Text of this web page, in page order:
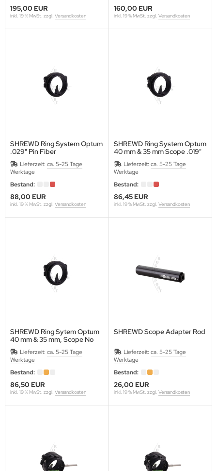
195,00 EUR
inkl. 19 % MwSt. zzgl. Versandkosten
160,00 EUR
inkl. 19 % MwSt. zzgl. Versandkosten
SHREWD Ring System Optum
.029" Pin Fiber
Lieferzeit: ca. 5-25 Tage
Werktage
Bestand:
88,00 EUR
inkl. 19 % MwSt. zzgl. Versandkosten
SHREWD Ring System Optum
40 mm & 35 mm Scope .019"
Pin Fiber
Lieferzeit: ca. 5-25 Tage
Werktage
Bestand:
86,45 EUR
inkl. 19 % MwSt. zzgl. Versandkosten
SHREWD Ring Sytem Optum
40 mm & 35 mm, Scope No
Pin
Lieferzeit: ca. 5-25 Tage
Werktage
Bestand:
86,50 EUR
inkl. 19 % MwSt. zzgl. Versandkosten
SHREWD Scope Adapter Rod
Lieferzeit: ca. 5-25 Tage
Werktage
Bestand:
26,00 EUR
inkl. 19 % MwSt. zzgl. Versandkosten
SCHIEßSCHEIBEN
CHANCE ARCHERY
BOGENSPORT
50 GEAR
NAME ARCHERY
RIDGE
RIDGE
ARCHERY DESIGNS